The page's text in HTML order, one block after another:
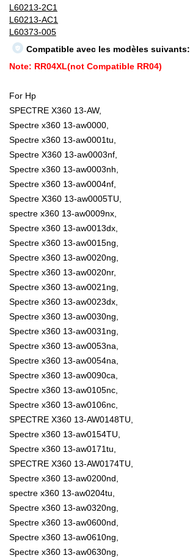
L60213-2C1
L60213-AC1
L60373-005
Compatible avec les modèles suivants:
Note: RR04XL(not Compatible RR04)
For Hp
SPECTRE X360 13-AW,
Spectre x360 13-aw0000,
Spectre x360 13-aw0001tu,
Spectre X360 13-aw0003nf,
Spectre x360 13-aw0003nh,
Spectre x360 13-aw0004nf,
Spectre X360 13-aw0005TU,
spectre x360 13-aw0009nx,
Spectre x360 13-aw0013dx,
Spectre x360 13-aw0015ng,
Spectre x360 13-aw0020ng,
Spectre x360 13-aw0020nr,
Spectre x360 13-aw0021ng,
Spectre x360 13-aw0023dx,
Spectre x360 13-aw0030ng,
Spectre x360 13-aw0031ng,
Spectre x360 13-aw0053na,
Spectre x360 13-aw0054na,
Spectre x360 13-aw0090ca,
Spectre x360 13-aw0105nc,
Spectre x360 13-aw0106nc,
SPECTRE X360 13-AW0148TU,
Spectre x360 13-aw0154TU,
Spectre x360 13-aw0171tu,
SPECTRE X360 13-AW0174TU,
Spectre x360 13-aw0200nd,
spectre x360 13-aw0204tu,
Spectre x360 13-aw0320ng,
Spectre x360 13-aw0600nd,
Spectre x360 13-aw0610ng,
Spectre x360 13-aw0630ng,